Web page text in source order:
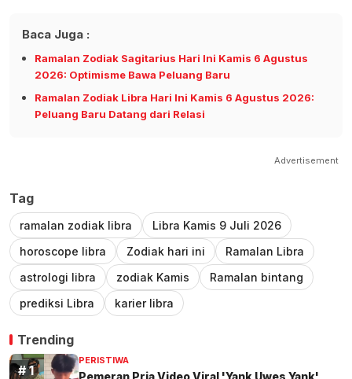
Baca Juga :
Ramalan Zodiak Sagitarius Hari Ini Kamis 6 Agustus
2026: Optimisme Bawa Peluang Baru
Ramalan Zodiak Libra Hari Ini Kamis 6 Agustus 2026:
Peluang Baru Datang dari Relasi
Advertisement
Tag
ramalan zodiak libra
Libra Kamis 9 Juli 2026
horoscope libra
Zodiak hari ini
Ramalan Libra
astrologi libra
zodiak Kamis
Ramalan bintang
prediksi Libra
karier libra
Trending
PERISTIWA
Pemeran Pria Video Viral 'Yank Uwes Yank'